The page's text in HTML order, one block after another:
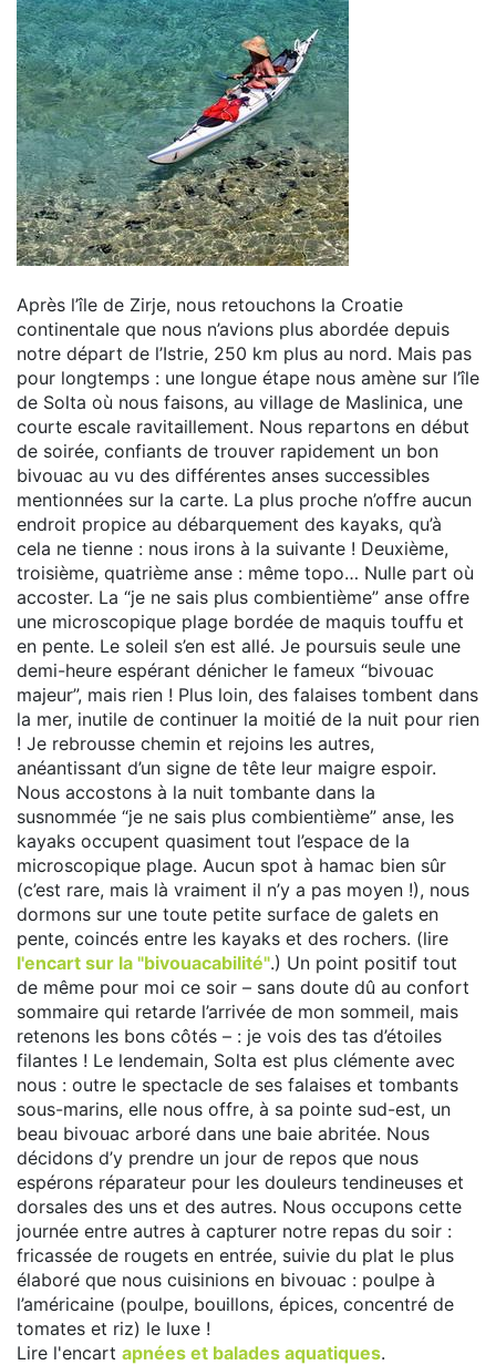
Après l’île de Zirje, nous retouchons la Croatie
continentale que nous n’avions plus abordée depuis
notre départ de l’Istrie, 250 km plus au nord. Mais pas
pour longtemps : une longue étape nous amène sur l’île
de Solta où nous faisons, au village de Maslinica, une
courte escale ravitaillement. Nous repartons en début
de soirée, confiants de trouver rapidement un bon
bivouac au vu des différentes anses successibles
mentionnées sur la carte. La plus proche n’offre aucun
endroit propice au débarquement des kayaks, qu’à
cela ne tienne : nous irons à la suivante ! Deuxième,
troisième, quatrième anse : même topo… Nulle part où
accoster. La “je ne sais plus combientième” anse offre
une microscopique plage bordée de maquis touffu et
en pente. Le soleil s’en est allé. Je poursuis seule une
demi-heure espérant dénicher le fameux “bivouac
majeur”, mais rien ! Plus loin, des falaises tombent dans
la mer, inutile de continuer la moitié de la nuit pour rien
! Je rebrousse chemin et rejoins les autres,
anéantissant d’un signe de tête leur maigre espoir.
Nous accostons à la nuit tombante dans la
susnommée “je ne sais plus combientième” anse, les
kayaks occupent quasiment tout l’espace de la
microscopique plage. Aucun spot à hamac bien sûr
(c’est rare, mais là vraiment il n’y a pas moyen !), nous
dormons sur une toute petite surface de galets en
pente, coincés entre les kayaks et des rochers. (lire
l'encart sur la "bivouacabilité".) Un point positif tout
de même pour moi ce soir – sans doute dû au confort
sommaire qui retarde l’arrivée de mon sommeil, mais
retenons les bons côtés – : je vois des tas d’étoiles
filantes ! Le lendemain, Solta est plus clémente avec
nous : outre le spectacle de ses falaises et tombants
sous-marins, elle nous offre, à sa pointe sud-est, un
beau bivouac arboré dans une baie abritée. Nous
décidons d’y prendre un jour de repos que nous
espérons réparateur pour les douleurs tendineuses et
dorsales des uns et des autres. Nous occupons cette
journée entre autres à capturer notre repas du soir :
fricassée de rougets en entrée, suivie du plat le plus
élaboré que nous cuisinions en bivouac : poulpe à
l’américaine (poulpe, bouillons, épices, concentré de
tomates et riz) le luxe !
Lire l'encart apnées et balades aquatiques.